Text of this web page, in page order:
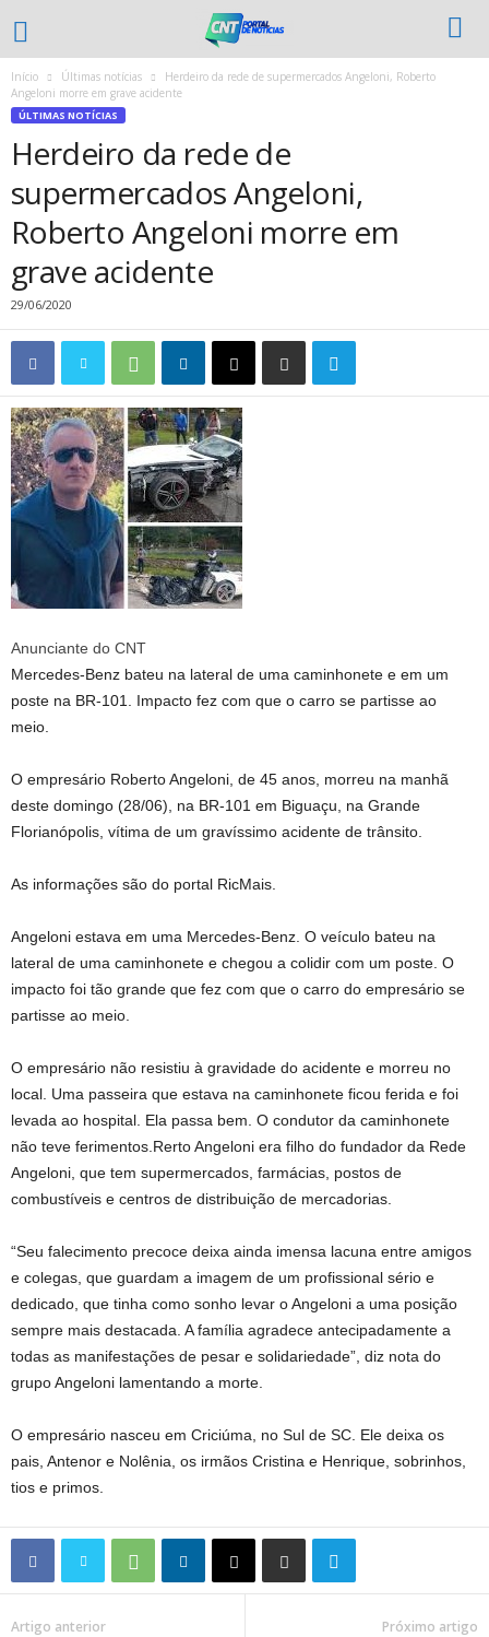
Início Últimas notícias
Herdeiro da rede de supermercados Angeloni, Roberto
Angeloni morre em grave acidente
ÚLTIMAS NOTÍCIAS
Herdeiro da rede de
supermercados Angeloni,
Roberto Angeloni morre em
grave acidente
29/06/2020
Anunciante do CNT
Mercedes-Benz bateu na lateral de uma caminhonete e em um
poste na BR-101. Impacto fez com que o carro se partisse ao
meio.
O empresário Roberto Angeloni, de 45 anos, morreu na manhã
deste domingo (28/06), na BR-101 em Biguaçu, na Grande
Florianópolis, vítima de um gravíssimo acidente de trânsito.
As informações são do portal RicMais.
Angeloni estava em uma Mercedes-Benz. O veículo bateu na
lateral de uma caminhonete e chegou a colidir com um poste. O
impacto foi tão grande que fez com que o carro do empresário se
partisse ao meio.
O empresário não resistiu à gravidade do acidente e morreu no
local. Uma passeira que estava na caminhonete ficou ferida e foi
levada ao hospital. Ela passa bem. O condutor da caminhonete
não teve ferimentos.Rerto Angeloni era filho do fundador da Rede
Angeloni, que tem supermercados, farmácias, postos de
combustíveis e centros de distribuição de mercadorias.
“Seu falecimento precoce deixa ainda imensa lacuna entre amigos
e colegas, que guardam a imagem de um profissional sério e
dedicado, que tinha como sonho levar o Angeloni a uma posição
sempre mais destacada. A família agradece antecipadamente a
todas as manifestações de pesar e solidariedade”, diz nota do
grupo Angeloni lamentando a morte.
O empresário nasceu em Criciúma, no Sul de SC. Ele deixa os
pais, Antenor e Nolênia, os irmãos Cristina e Henrique, sobrinhos,
tios e primos.
Artigo anterior Próximo artigo